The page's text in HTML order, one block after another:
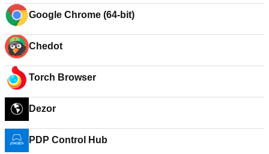
Google Chrome (64-bit)
Chedot
Torch Browser
Dezor
PDP Control Hub